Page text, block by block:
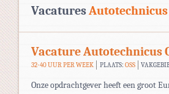
VacaturesAutotechnicus
Vacature Autotechnicus
32-40 UUR PER WEEK PLAATS: OSS
Onze opdrachtgever heeft een groot